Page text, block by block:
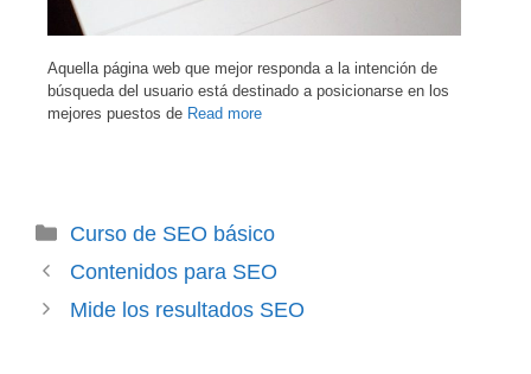
Aquella página web que mejor responda a la intención de
búsqueda del usuario está destinado a posicionarse en los
mejores puestos de Read more
Categorías
Curso de SEO básico
Contenidos para SEO
Mide los resultados SEO